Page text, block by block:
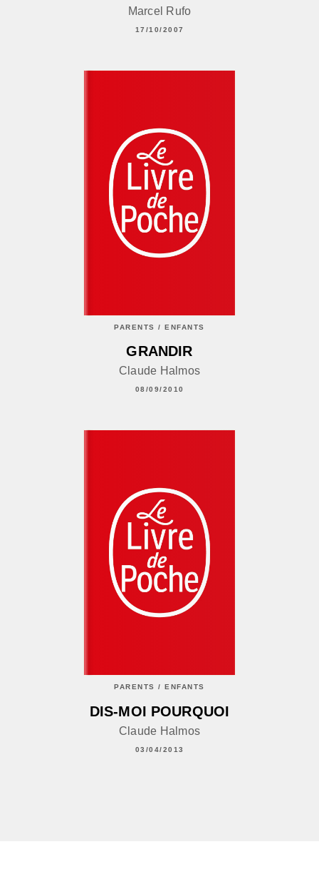
Marcel Rufo
17/10/2007
PARENTS / ENFANTS
GRANDIR
Claude Halmos
08/09/2010
PARENTS / ENFANTS
DIS-MOI POURQUOI
Claude Halmos
03/04/2013